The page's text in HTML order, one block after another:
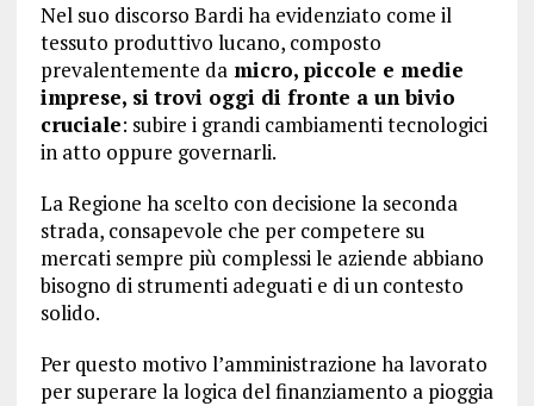
Nel suo discorso Bardi ha evidenziato come il
tessuto produttivo lucano, composto
prevalentemente damicro, piccole e medie
imprese, si trovi oggi di fronte a un bivio
cruciale: subire i grandi cambiamenti tecnologici
in atto oppure governarli.
La Regione ha scelto con decisione la seconda
strada, consapevole che per competere su
mercati sempre più complessi le aziende abbiano
bisogno di strumenti adeguati e di un contesto
solido.
Per questo motivo l’amministrazione ha lavorato
per superare la logica del finanziamento a pioggia